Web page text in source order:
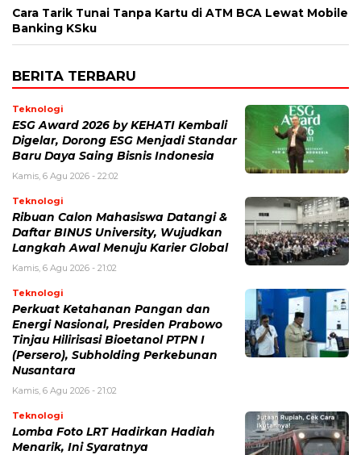
Cara Tarik Tunai Tanpa Kartu di ATM BCA Lewat Mobile
Banking KSku
BERITA TERBARU
Teknologi
ESG Award 2026 by KEHATI Kembali
Digelar, Dorong ESG Menjadi Standar
Baru Daya Saing Bisnis Indonesia
Kamis, 6 Agu 2026 - 22:02
Teknologi
Ribuan Calon Mahasiswa Datangi &
Daftar BINUS University, Wujudkan
Langkah Awal Menuju Karier Global
Kamis, 6 Agu 2026 - 21:02
Teknologi
Perkuat Ketahanan Pangan dan
Energi Nasional, Presiden Prabowo
Tinjau Hilirisasi Bioetanol PTPN I
(Persero), Subholding Perkebunan
Nusantara
Kamis, 6 Agu 2026 - 21:02
Teknologi
Lomba Foto LRT Hadirkan Hadiah
Menarik, Ini Syaratnya